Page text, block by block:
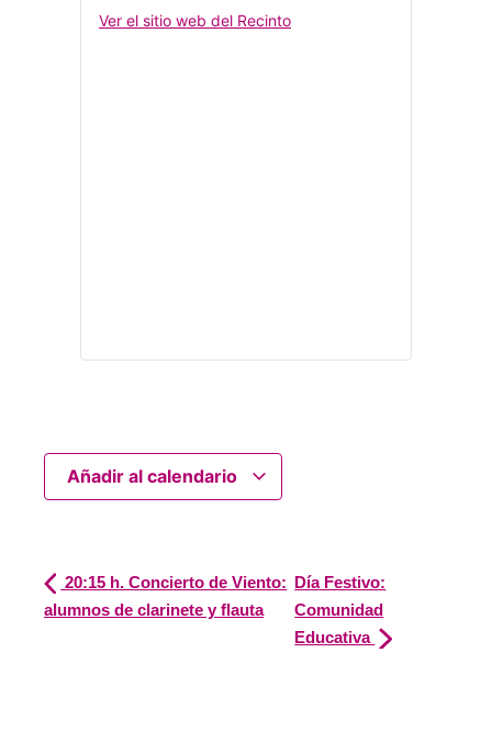
Ver el sitio web del Recinto
Añadir al calendario
20:15 h. Concierto de Viento:
alumnos de clarinete y flauta
Día Festivo:
Comunidad
Educativa